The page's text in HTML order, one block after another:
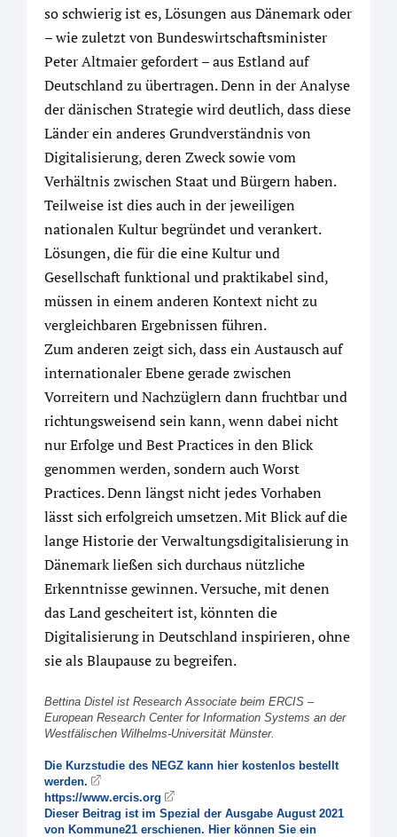
so schwierig ist es, Lösungen aus Dänemark oder
– wie zuletzt von Bundeswirtschaftsminister
Peter Altmaier gefordert – aus Estland auf
Deutschland zu übertragen. Denn in der Analyse
der dänischen Strategie wird deutlich, dass diese
Länder ein anderes Grundverständnis von
Digitalisierung, deren Zweck sowie vom
Verhältnis zwischen Staat und Bürgern haben.
Teilweise ist dies auch in der jeweiligen
nationalen Kultur begründet und verankert.
Lösungen, die für die eine Kultur und
Gesellschaft funktional und praktikabel sind,
müssen in einem anderen Kontext nicht zu
vergleichbaren Ergebnissen führen.
Zum anderen zeigt sich, dass ein Austausch auf
internationaler Ebene gerade zwischen
Vorreitern und Nachzüglern dann fruchtbar und
richtungsweisend sein kann, wenn dabei nicht
nur Erfolge und Best Practices in den Blick
genommen werden, sondern auch Worst
Practices. Denn längst nicht jedes Vorhaben
lässt sich erfolgreich umsetzen. Mit Blick auf die
lange Historie der Verwaltungsdigitalisierung in
Dänemark ließen sich durchaus nützliche
Erkenntnisse gewinnen. Versuche, mit denen
das Land gescheitert ist, könnten die
Digitalisierung in Deutschland inspirieren, ohne
sie als Blaupause zu begreifen.
Bettina Distel ist Research Associate beim ERCIS –
European Research Center for Information Systems an der
Westfälischen Wilhelms-Universität Münster.
Die Kurzstudie des NEGZ kann hier kostenlos bestellt
werden.
https://www.ercis.org
Dieser Beitrag ist im Spezial der Ausgabe August 2021
von Kommune21 erschienen. Hier können Sie ein